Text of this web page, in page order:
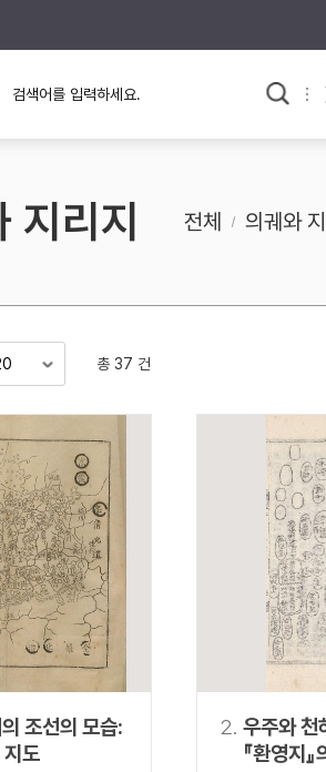
늘
사료와 문학으로 본
고대
고려
조선 후기
검색 연산자 사용안내
연산자
AND 정조 AND 정약용
“정조”와 “정약
OR 정조 OR 정약용 “정조” 또는 “
NOT 정조 NOT 정약용
“정조”가 나온
료를 검색
여러 개의 연산자를 사용할 수 있습니다.
지리지 전체 의궤와
총 37 건
조선의 모습:
지도
2. 우주와 천
『환영지